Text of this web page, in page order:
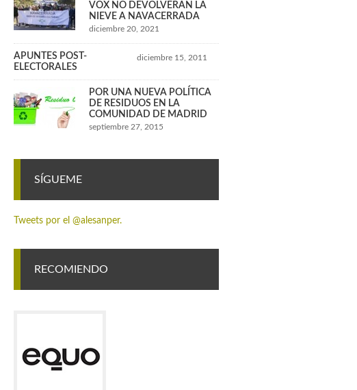
VOX NO DEVOLVERÁN LA
NIEVE A NAVACERRADA
diciembre 20, 2021
APUNTES POST-
ELECTORALES
diciembre 15, 2011
POR UNA NUEVA POLÍTICA
DE RESIDUOS EN LA
COMUNIDAD DE MADRID
septiembre 27, 2015
SÍGUEME
Tweets por el @alesanper.
RECOMIENDO